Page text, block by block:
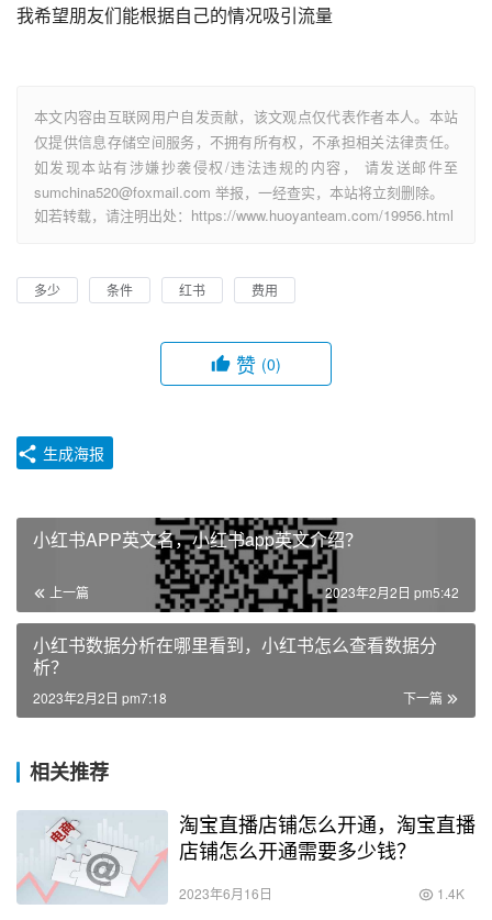
我希望朋友们能根据自己的情况吸引流量
本文内容由互联网用户自发贡献，该文观点仅代表作者本人。本站
仅提供信息存储空间服务，不拥有所有权，不承担相关法律责任。
如发现本站有涉嫌抄袭侵权/违法违规的内容， 请发送邮件至
sumchina520@foxmail.com 举报，一经查实，本站将立刻删除。
如若转载，请注明出处：https://www.huoyanteam.com/19956.html
多少 条件 红书 费用
赞 (0)
生成海报
小红书APP英文名，小红书app英文介绍？
上一篇 2023年2月2日 pm5:42
小红书数据分析在哪里看到，小红书怎么查看数据分
析？
下一篇
2023年2月2日 pm7:18
相关推荐
淘宝直播店铺怎么开通，淘宝直播
店铺怎么开通需要多少钱？
2023年6月16日 1.4K